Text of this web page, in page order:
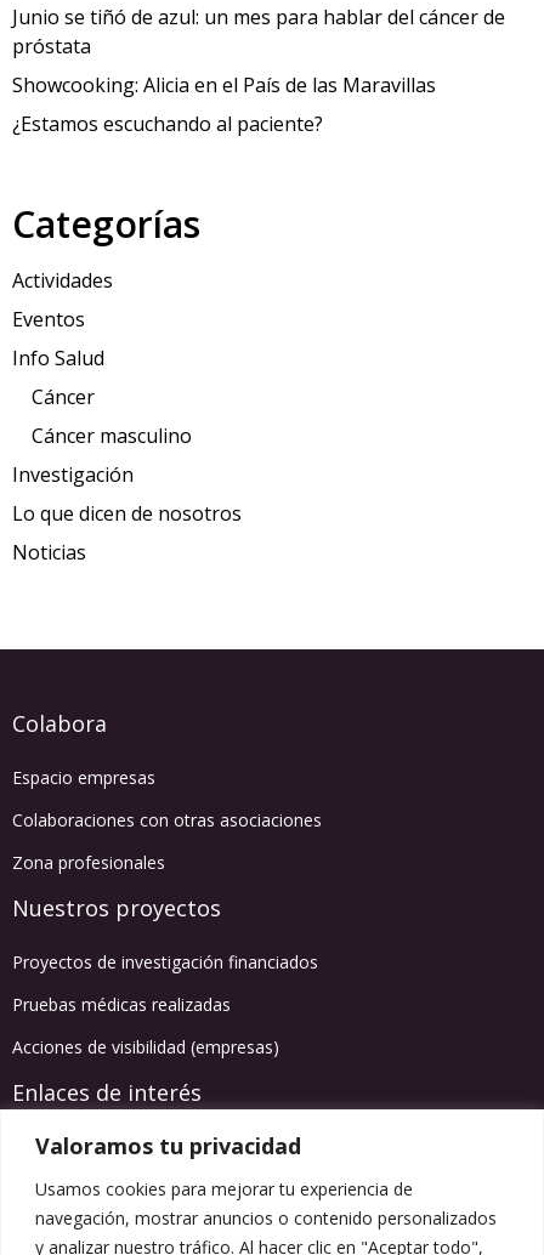
Valoramos tu privacidad
Usamos cookies para mejorar tu experiencia de
navegación, mostrar anuncios o contenido personalizados
y analizar nuestro tráfico. Al hacer clic en "Aceptar todo",
Junio se tiñó de azul: un mes para hablar del cáncer de
próstata
Showcooking: Alicia en el País de las Maravillas
¿Estamos escuchando al paciente?
Categorías
Actividades
Eventos
Info Salud
Cáncer
Cáncer masculino
Investigación
Lo que dicen de nosotros
Noticias
Colabora
Espacio empresas
Colaboraciones con otras asociaciones
Zona profesionales
Nuestros proyectos
Proyectos de investigación financiados
Pruebas médicas realizadas
Acciones de visibilidad (empresas)
Enlaces de interés
Agenda de actividades
Información salud
Blog